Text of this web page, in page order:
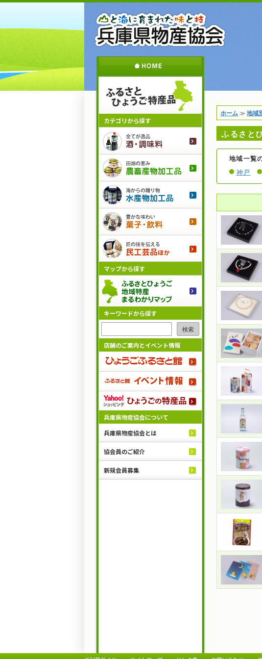
ン
コ
ン
テ
ン
ツ
に
カテゴリから探す
マップから探す
キーワードから探す
検索
店舗のご案内とイベント情報
兵庫県物産協会について
兵庫県物産協会とは
協会員のご紹介
新規会員募集
現
在
地
ホーム≫ 地域
ふるさと
地域一覧
神戸